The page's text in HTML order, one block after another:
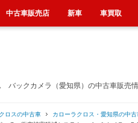
ックカメラ（愛知県）の中古車販売
ロスの中古車 カローラクロス・愛知県の中古
中古車販売店 新車 車買取